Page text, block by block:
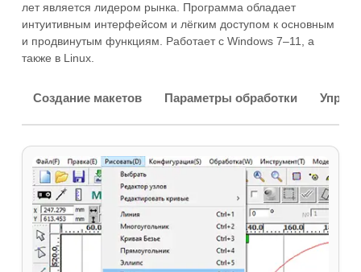
лет является лидером рынка. Программа обладает
интуитивным интерфейсом и лёгким доступом к основным
и продвинутым функциям. Работает с Windows 7–11, а
также в Linux.
Создание макетов Параметры обработки